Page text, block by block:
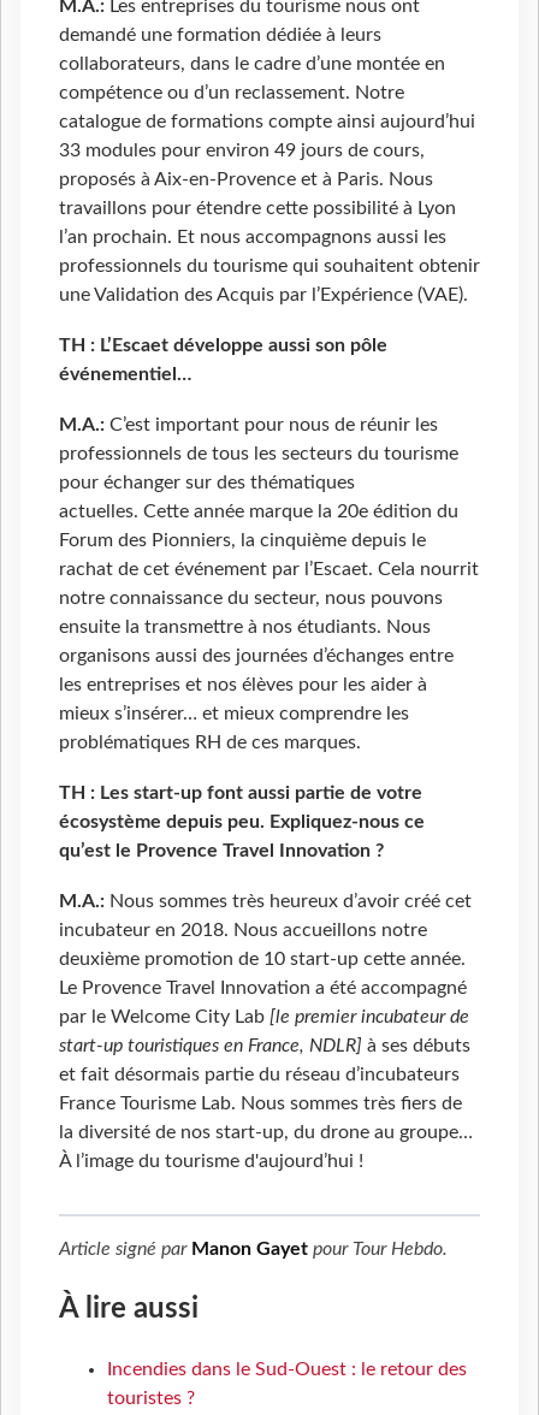
M.A.: Les entreprises du tourisme nous ont
demandé une formation dédiée à leurs
collaborateurs, dans le cadre d’une montée en
compétence ou d’un reclassement. Notre
catalogue de formations compte ainsi aujourd’hui
33 modules pour environ 49 jours de cours,
proposés à Aix-en-Provence et à Paris. Nous
travaillons pour étendre cette possibilité à Lyon
l’an prochain. Et nous accompagnons aussi les
professionnels du tourisme qui souhaitent obtenir
une Validation des Acquis par l’Expérience (VAE).
TH : L’Escaet développe aussi son pôle
événementiel…
M.A.: C’est important pour nous de réunir les
professionnels de tous les secteurs du tourisme
pour échanger sur des thématiques
actuelles. Cette année marque la 20e édition du
Forum des Pionniers, la cinquième depuis le
rachat de cet événement par l’Escaet. Cela nourrit
notre connaissance du secteur, nous pouvons
ensuite la transmettre à nos étudiants. Nous
organisons aussi des journées d’échanges entre
les entreprises et nos élèves pour les aider à
mieux s’insérer… et mieux comprendre les
problématiques RH de ces marques.
TH : Les start-up font aussi partie de votre
écosystème depuis peu. Expliquez-nous ce
qu’est le Provence Travel Innovation ?
M.A.: Nous sommes très heureux d’avoir créé cet
incubateur en 2018. Nous accueillons notre
deuxième promotion de 10 start-up cette année.
Le Provence Travel Innovation a été accompagné
par le Welcome City Lab [le premier incubateur de
start-up touristiques en France, NDLR] à ses débuts
et fait désormais partie du réseau d’incubateurs
France Tourisme Lab. Nous sommes très fiers de
la diversité de nos start-up, du drone au groupe…
À l’image du tourisme d'aujourd’hui !
Article signé par Manon Gayet pour Tour Hebdo.
À lire aussi
Incendies dans le Sud-Ouest : le retour des
touristes ?